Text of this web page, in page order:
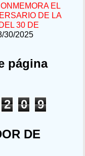
EL
DE LA
30 DE
30/2025
página
2 0
9
DE